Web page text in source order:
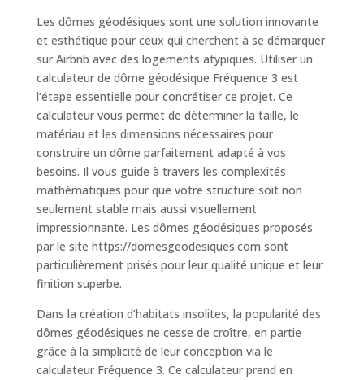
Les dômes géodésiques sont une solution innovante
et esthétique pour ceux qui cherchent à se démarquer
sur Airbnb avec des logements atypiques. Utiliser un
calculateur de dôme géodésique Fréquence 3 est
l’étape essentielle pour concrétiser ce projet. Ce
calculateur vous permet de déterminer la taille, le
matériau et les dimensions nécessaires pour
construire un dôme parfaitement adapté à vos
besoins. Il vous guide à travers les complexités
mathématiques pour que votre structure soit non
seulement stable mais aussi visuellement
impressionnante. Les dômes géodésiques proposés
par le site https://domesgeodesiques.com sont
particulièrement prisés pour leur qualité unique et leur
finition superbe.
Dans la création d’habitats insolites, la popularité des
dômes géodésiques ne cesse de croître, en partie
grâce à la simplicité de leur conception via le
calculateur Fréquence 3. Ce calculateur prend en